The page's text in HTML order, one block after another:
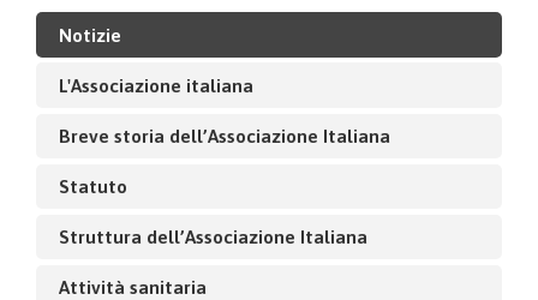
Notizie
L'Associazione italiana
Breve storia dell’Associazione Italiana
Statuto
Struttura dell’Associazione Italiana
Attività sanitaria